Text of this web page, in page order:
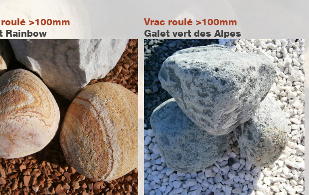
>100mm
Rainbow
Vrac roulé >100mm
Galet vert des Alpes